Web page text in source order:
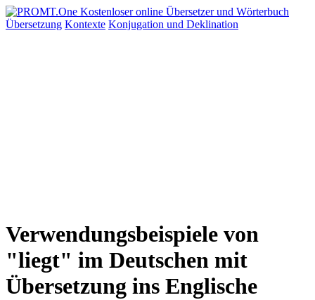
Übersetzung Kontexte Konjugation und Deklination
Verwendungsbeispiele von
"liegt" im Deutschen mit
Übersetzung ins Englische